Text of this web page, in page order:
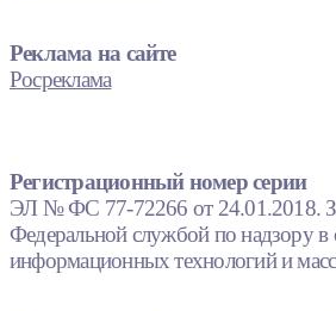
Реклама на сайте
Росреклама
Регистрационный номер серии
ЭЛ № ФС 77-72266 от 24.01.2018.
Федеральной службой по надзору в
информационных технологий и